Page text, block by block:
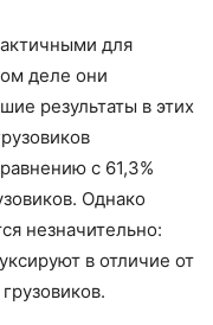
для
деле они
результаты в этих
с 61,3%
Однако
незначительно:
в отличие от